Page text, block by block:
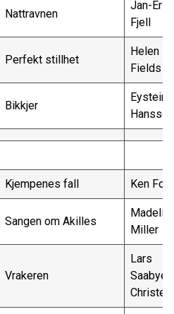
Nattravnen
Jan-Erik
Fjell
Perfekt stillhet
Helen
Fields
Bikkjer
Eystein
Hanssen
Kjempenes fall Ken
Sangen om Akilles
Miller
Vrakeren
Lars
Saabye